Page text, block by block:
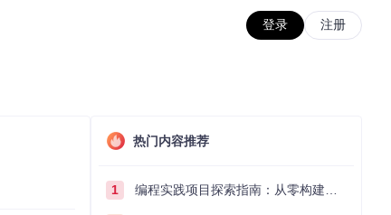
登录 注册
热门内容推荐
1 编程实践项目探索指南：从零构建技术能力体系